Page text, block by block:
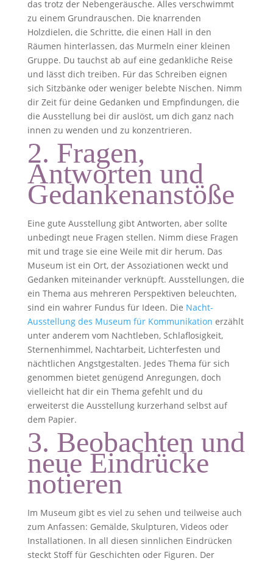
das trotz der Nebengeräusche. Alles verschwimmt
zu einem Grundrauschen. Die knarrenden
Holzdielen, die Schritte, die einen Hall in den
Räumen hinterlassen, das Murmeln einer kleinen
Gruppe. Du tauchst ab auf eine gedankliche Reise
und lässt dich treiben. Für das Schreiben eignen
sich Sitzbänke oder weniger belebte Nischen. Nimm
dir Zeit für deine Gedanken und Empfindungen, die
die Ausstellung bei dir auslöst, um dich ganz nach
innen zu wenden und zu konzentrieren.
2. Fragen,
Antworten und
Gedankenanstöße
Eine gute Ausstellung gibt Antworten, aber sollte
unbedingt neue Fragen stellen. Nimm diese Fragen
mit und trage sie eine Weile mit dir herum. Das
Museum ist ein Ort, der Assoziationen weckt und
Gedanken miteinander verknüpft. Ausstellungen, die
ein Thema aus mehreren Perspektiven beleuchten,
sind ein wahrer Fundus für Ideen. Die Nacht-
Ausstellung des Museum für Kommunikation erzählt
unter anderem vom Nachtleben, Schlaflosigkeit,
Sternenhimmel, Nachtarbeit, Lichterfesten und
nächtlichen Angstgestalten. Jedes Thema für sich
genommen bietet genügend Anregungen, doch
vielleicht hat dir ein Thema gefehlt und du
erweiterst die Ausstellung kurzerhand selbst auf
dem Papier.
3. Beobachten und
neue Eindrücke
notieren
Im Museum gibt es viel zu sehen und teilweise auch
zum Anfassen: Gemälde, Skulpturen, Videos oder
Installationen. In all diesen sinnlichen Eindrücken
steckt Stoff für Geschichten oder Figuren. Der